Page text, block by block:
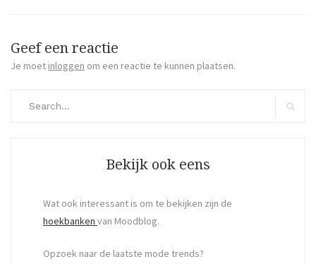
Geef een reactie
Je moet inloggen om een reactie te kunnen plaatsen.
Bekijk ook eens
Wat ook interessant is om te bekijken zijn de
hoekbanken van Moodblog.
Opzoek naar de laatste mode trends?